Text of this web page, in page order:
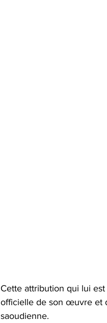
Cette attribution qui lui
officielle de son œuvre et
saoudienne.